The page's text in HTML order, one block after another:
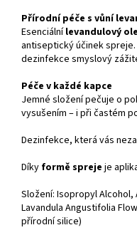
Přírodní péče s vůní
Esenciálnílevandulový
antiseptický účinek
dezinfekce smyslový
Péče v každé kapce
Jemné složení pečuje o
vysušením – i při častém
Dezinfekce, která vás
Díky formě spreje je
Složení: Isopropyl
Lavandula Angustifolia
přírodní silice)